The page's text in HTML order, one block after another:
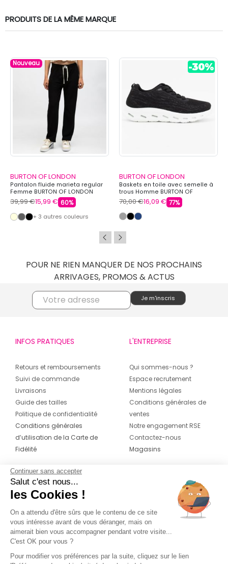
PRODUITS DE LA MÊME MARQUE
Nouveau
BURTON OF LONDON
Pantalon fluide marieta regular
Femme BURTON OF LONDON
39,99 €15,99 € 60%
+ 3 autres couleurs
BURTON OF LONDON
Baskets en toile avec semelle à
trous Homme BURTON OF
LONDON
70,00 €16,09 € 77%
POUR NE RIEN MANQUER DE NOS PROCHAINS
ARRIVAGES, PROMOS & ACTUS
INFOS PRATIQUES
Retours et remboursements
Suivi de commande
Livraisons
Guide des tailles
Politique de confidentialité
Conditions générales
d’utilisation de la Carte de
Fidélité
L'ENTREPRISE
Qui sommes-nous ?
Espace recrutement
Mentions légales
Conditions générales de
ventes
Notre engagement RSE
Contactez-nous
Magasins
CONTACT
04 42 20 78 42
Du lundi au jeudi de 8h30 à 16h30 & le
vendredi de 8h30 à 15h30
Continuer sans accepter
Salut c'est nous...
les Cookies !
On a attendu d'être sûrs que le contenu de ce site
vous intéresse avant de vous déranger, mais on
aimerait bien vous accompagner pendant votre visite...
C'est OK pour vous ?
Pour modifier vos préférences par la suite, cliquez sur le lien